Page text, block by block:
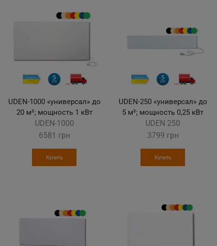
UDEN-1000 «универсал» до
20 м²; мощность 1 кВт
UDEN-1000
6581 грн
Купить
UDEN-250 «универсал» до
5 м²; мощность 0,25 кВт
UDEN 250
3799 грн
Купить